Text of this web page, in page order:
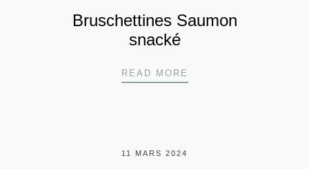
Bruschettines Saumon
snacké
READ MORE
11 MARS 2024